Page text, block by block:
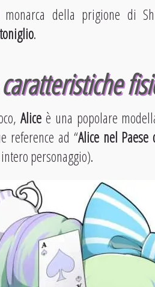
monarca della prigione di
.
Alice è una popolare
reference ad “Alice nel
personaggio).